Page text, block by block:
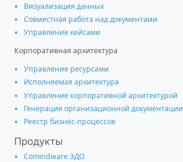
Визуализация данных
Совместная работа над документами
Управление кейсами
Корпоративная архитектура
Управление ресурсами
Исполняемая архитектура
Управление корпоративной архитектурой
Генерация организационной документации
Реестр бизнес-процессов
Продукты
Comindware ЭДО